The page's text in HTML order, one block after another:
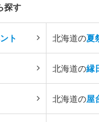
探す
ト 北海道の夏
北海道の縁
北海道の屋